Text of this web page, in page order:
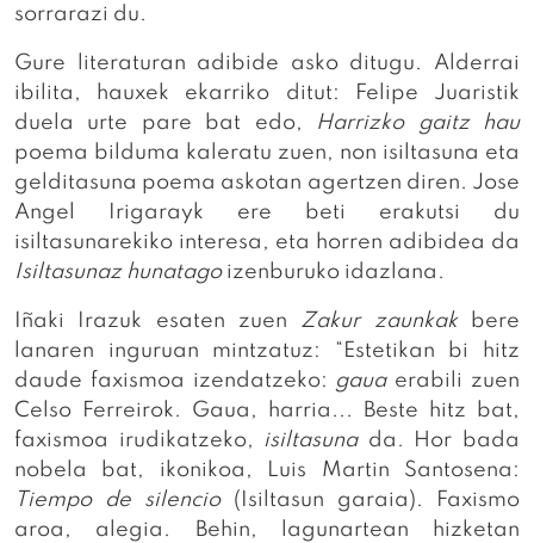
sorrarazi du.
Gure literaturan adibide asko ditugu. Alderrai
ibilita, hauxek ekarriko ditut: Felipe Juaristik
duela urte pare bat edo,
Harrizko gaitz hau
poema bilduma kaleratu zuen, non isiltasuna eta
gelditasuna poema askotan agertzen diren. Jose
Angel Irigarayk ere beti erakutsi du
isiltasunarekiko interesa, eta horren adibidea da
Isiltasunaz hunatagoizenburuko idazlana.
Iñaki Irazuk esaten zuen Zakur zaunkakbere
lanaren inguruan mintzatuz: “Estetikan bi hitz
daude faxismoa izendatzeko: gauaerabili zuen
Celso Ferreirok. Gaua, harria... Beste hitz bat,
faxismoa irudikatzeko, isiltasunada. Hor bada
nobela bat, ikonikoa, Luis Martin Santosena:
Tiempo de silencio(Isiltasun garaia). Faxismo
aroa, alegia. Behin, lagunartean hizketan